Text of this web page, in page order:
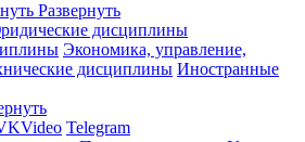
Развернуть
дисциплины
Экономика, управление,
дисциплины Иностранные
Telegram